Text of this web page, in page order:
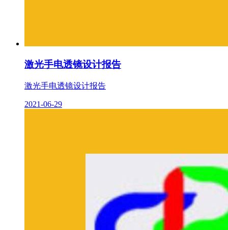
激光手电透镜设计报告
激光手电透镜设计报告
2021-06-29